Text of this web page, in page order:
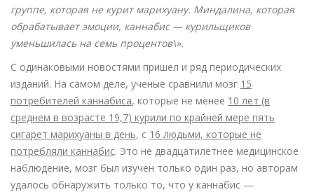
группе, которая не курит марихуану. Миндалина, которая
обрабатывает эмоции, каннабис — курильщиков
уменьшилась на семь процентов\».
С одинаковыми новостями пришел и ряд периодических
изданий. На самом деле, ученые сравнили мозг 15
потребителей каннабиса, которые не менее 10 лет (в
среднем в возрасте 19,7) курили по крайней мере пять
сигарет марихуаны в день, с 16 людьми, которые не
потребляли каннабис. Это не двадцатилетнее медицинское
наблюдение, мозг был изучен только один раз, но авторам
удалось обнаружить только то, что у каннабис —